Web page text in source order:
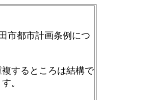
市都市計画条例につ
するところは結構で
。